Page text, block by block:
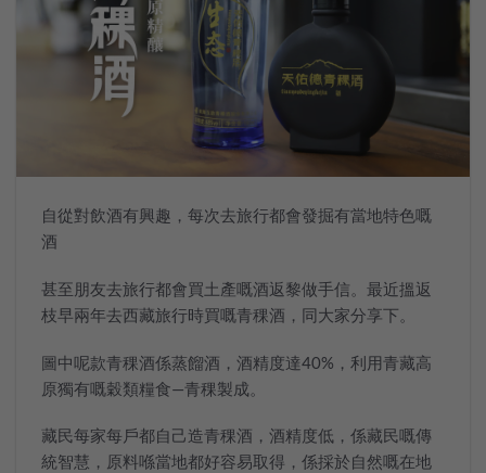
自從對飲酒有興趣，每次去旅行都會發掘有當地特色嘅
酒
甚至朋友去旅行都會買土產嘅酒返黎做手信。最近搵返
枝早兩年去西藏旅行時買嘅青稞酒，同大家分享下。
圖中呢款青稞酒係蒸餾酒，酒精度達40%，利用青藏高
原獨有嘅穀類糧食—青稞製成。
藏民每家每戶都自己造青稞酒，酒精度低，係藏民嘅傳
統智慧，原料喺當地都好容易取得，係採於自然嘅在地